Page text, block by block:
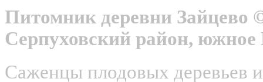
Питомник деревни Зайцево
Серпуховский район, южное
Саженцы плодовых деревьев